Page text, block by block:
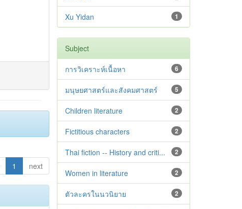
1 next
1
Xu Yidan
Subject
6
การวิเคราะห์เนื้อหา
5
มนุษยศาสตร์และสังคมศาสตร์
2
Children literature
2
Fictitious characters
2
Thai fiction -- History and criti...
2
Women in literature
2
ตัวละครในนวนิยาย